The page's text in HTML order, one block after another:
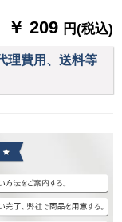
￥ 209 円(税込)
理費用、送料等